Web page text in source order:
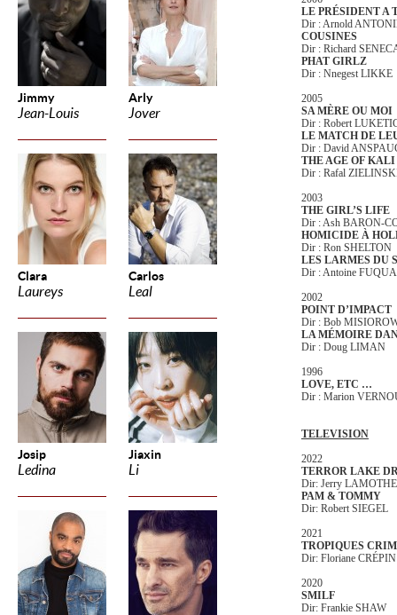
Jimmy
Jean-Louis
Arly
Jover
Clara
Laureys
Carlos
Leal
Josip
Ledina
Jiaxin
Li
LE PRÉSIDENT A
Dir : Arnold
COUSINES
Dir : Richard
PHAT GIRLZ
Dir : Nnegest LIKKE
2005
SA MÈRE OU MOI
Dir : Robert
LE MATCH DE
Dir : David
THE AGE OF KALI
Dir : Rafal
2003
THE GIRL’S LIFE
Dir : Ash BARON-
HOMICIDE À
Dir : Ron SHELTON
LES LARMES DU
Dir : Antoine FUQUA
2002
POINT D’IMPACT
Dir : Bob
LA MÉMOIRE
Dir : Doug LIMAN
1996
LOVE, ETC …
Dir : Marion
TELEVISION
2022
TERROR LAKE
Dir: Jerry
PAM & TOMMY
Dir: Robert SIEGEL
2021
TROPIQUES
Dir: Floriane CRÉPIN
2020
SMILF
Dir: Frankie SHAW